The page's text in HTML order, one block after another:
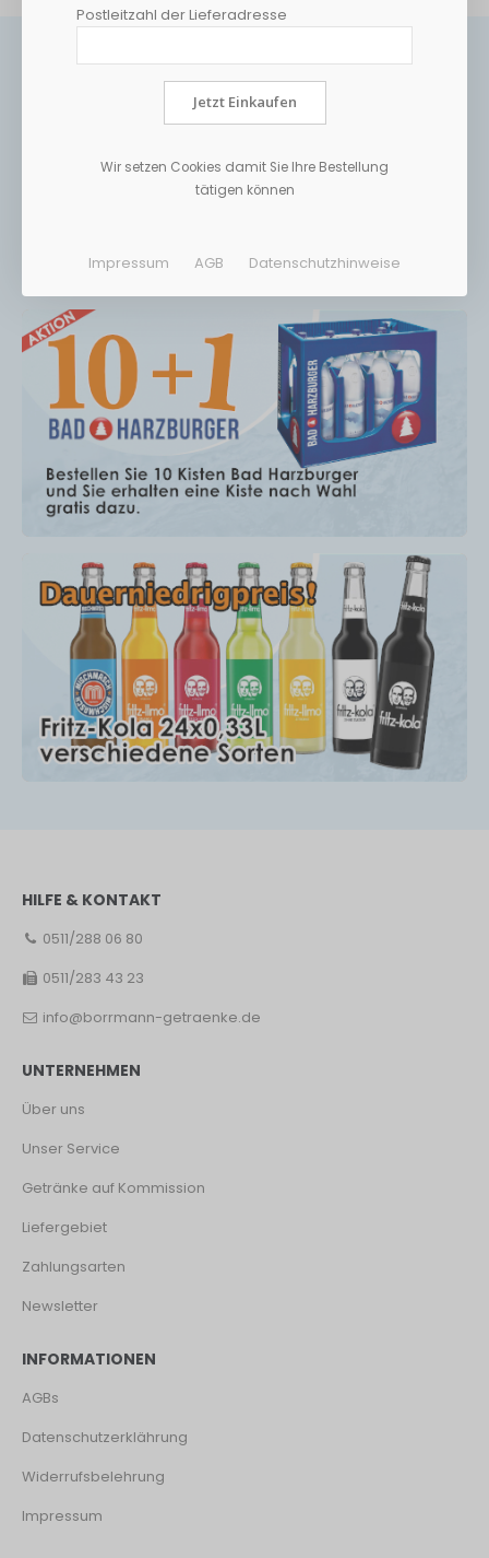
HILFE & KONTAKT
0511/288 06 80
0511/283 43 23
info@borrmann-getraenke.de
UNTERNEHMEN
Über uns
Unser Service
Getränke auf Kommission
Liefergebiet
Zahlungsarten
Newsletter
INFORMATIONEN
AGBs
Datenschutzerklährung
Widerrufsbelehrung
Impressum
Postleitzahl der Lieferadresse
Jetzt Einkaufen
Wir setzen Cookies damit Sie Ihre Bestellung
tätigen können
Impressum AGB Datenschutzhinweise